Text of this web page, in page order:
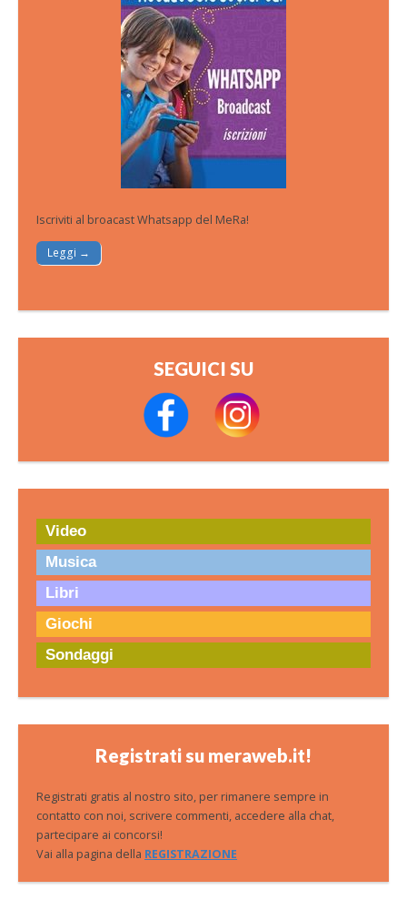
Iscriviti al broacast Whatsapp del MeRa!
Leggi →
SEGUICI SU
Video
Musica
Libri
Giochi
Sondaggi
Registrati su meraweb.it!
Registrati gratis al nostro sito, per rimanere sempre in
contatto con noi, scrivere commenti, accedere alla chat,
partecipare ai concorsi!
Vai alla pagina della REGISTRAZIONE